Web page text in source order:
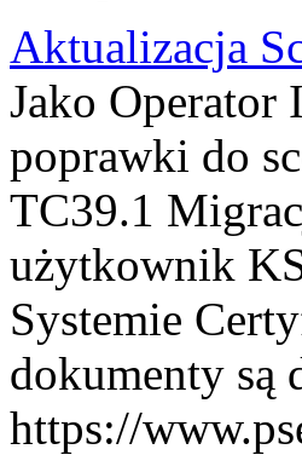
Aktualizacja
Jako
poprawki do
TC39.1
użytkownik
Systemie
dokumenty są
https://